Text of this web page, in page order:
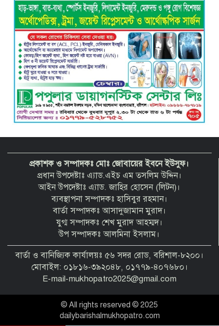
নতুন নেতৃত্বে এগিয়ে যাওয়ার প্রত্যয়ে
বাকেরগঞ্জের বাখরকাঠি বি আই টি বালিকা
মাধ্যমিক বিদ্যালয়, এডহক কমিটির অভিষেকে
শিক্ষার মানোন্নয়নের অঙ্গীকার
প্রকাশক ও সম্পাদকঃ মোঃ জোবায়ের ইবনে ইউসুফ।
প্রধান উপদেষ্টাঃ এ্যাড.এইচ এম তসলিম উদ্দিন।
আইন উপদেষ্টাঃ এ্যাড. জাহির হোসেন (লিটন)।
ব্যবস্থাপনা সম্পাদকঃ হাসিবুর রহমান।
বার্তা সম্পাদকঃ আসাদুজামান মুরাদ।
যুগ্ম সম্পাদকঃ শেখ মুরাদ আহম্মদ।
উপ সম্পাদকঃ আলমিনা ইসলাম।
বার্তা ও বানিজ্যিক কার্যালয়ঃ ৫৬ সদর রোড, বরিশাল-৮২০০।
মোবাইল: ০১৮১৬-৩৯২০৪৮, ০১৭৭৯-৪০৭৬৮০।
E-mail-mukhopatro2025@gmail.com
© All rights reserved © 2025
dailybarishalmukhopatro.com